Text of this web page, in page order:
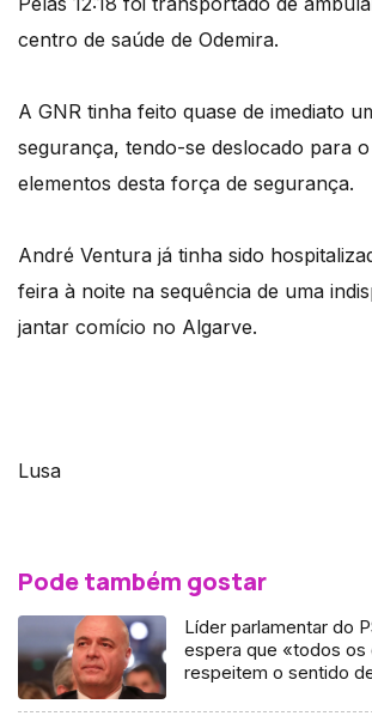
centro de saúde de Odemira.
A GNR tinha feito quase de imediato
segurança, tendo-se deslocado para
elementos desta força de segurança.
André Ventura já tinha sido
feira à noite na sequência de uma
jantar comício no Algarve.
Lusa
Pode também gostar
Líder parlamentar do
espera que «todos os
respeitem o sentido